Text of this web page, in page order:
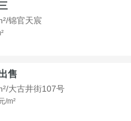
锦官天宸
售
大古井街107号
/m²